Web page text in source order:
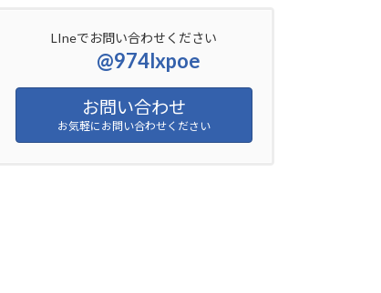
LIneでお問い合わせください
@974lxpoe
お問い合わせ
お気軽にお問い合わせください